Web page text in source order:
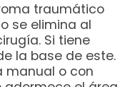
traumático
se elimina al
Si tiene
la base de este.
manual o con